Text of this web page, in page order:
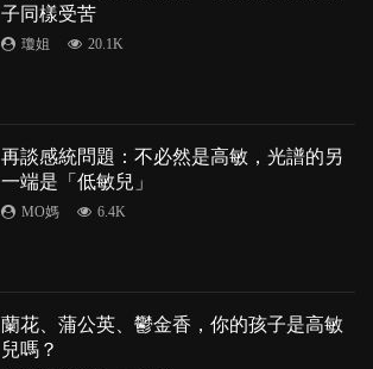
子同樣受苦
瓊姐 20.1K
再談感統問題：不必然是高敏，光譜的另
一端是「低敏兒」
MO媽 6.4K
蘭花、蒲公英、鬱金香，你的孩子是高敏
兒嗎？